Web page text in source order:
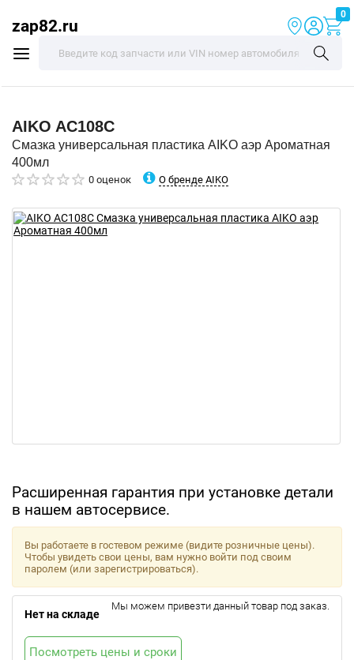
zap82.ru
0
AIKO AC108C
Смазка универсальная пластика AIKO аэр Ароматная
400мл
0 оценок О бренде AIKO
Расширенная гарантия при установке детали
в нашем автосервисе.
Вы работаете в гостевом режиме (видите розничные цены).
Чтобы увидеть свои цены, вам нужно войти под своим
паролем (или зарегистрироваться).
Нет на складе
Мы можем привезти данный товар под заказ.
Посмотреть цены и сроки